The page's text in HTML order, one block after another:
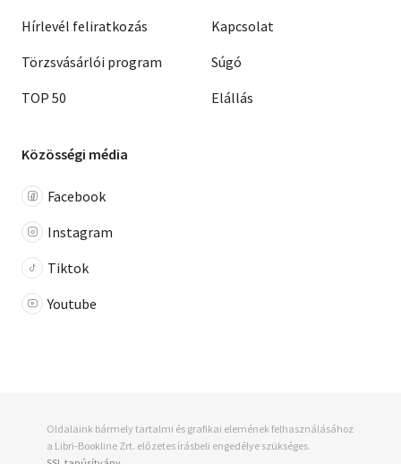
Hírlevél feliratkozás
Törzsvásárlói program
TOP 50
Kapcsolat
Súgó
Elállás
Közösségi média
Facebook
Instagram
Tiktok
Youtube
Oldalaink bármely tartalmi és grafikai elemének felhasználásához
a Libri-Bookline Zrt. előzetes írásbeli engedélye szükséges.